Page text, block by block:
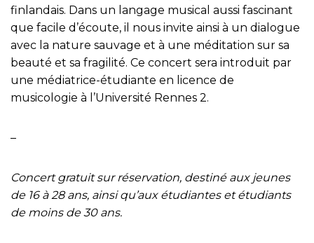
finlandais. Dans un langage musical aussi fascinant
que facile d’écoute, il nous invite ainsi à un dialogue
avec la nature sauvage et à une méditation sur sa
beauté et sa fragilité. Ce concert sera introduit par
une médiatrice-étudiante en licence de
musicologie à l’Université Rennes 2.
–
Concert gratuit sur réservation, destiné aux jeunes
de 16 à 28 ans, ainsi qu’aux étudiantes et étudiants
de moins de 30 ans.